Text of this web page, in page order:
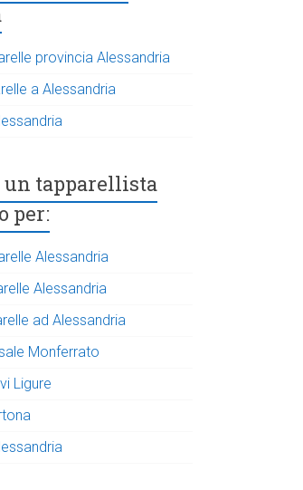
provincia Alessandria
a Alessandria
un tapparellista
per:
Alessandria
Alessandria
ad Alessandria
Monferrato
Ligure